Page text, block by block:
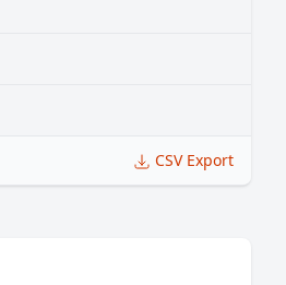
CSV Export